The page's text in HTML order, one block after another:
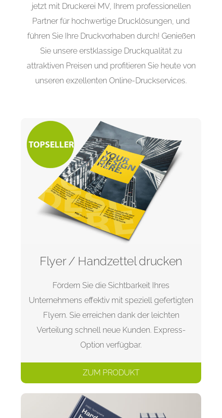
jetzt mit Druckerei MV, Ihrem professionellen
Partner für hochwertige Drucklösungen, und
führen Sie Ihre Druckvorhaben durch! Genießen
Sie unsere erstklassige Druckqualität zu
attraktiven Preisen und profitieren Sie heute von
unseren exzellenten Online-Druckservices.
Flyer / Handzettel drucken
Fördern Sie die Sichtbarkeit Ihres
Unternehmens effektiv mit speziell gefertigten
Flyern. Sie erreichen dank der leichten
Verteilung schnell neue Kunden. Express-
Option verfügbar.
ZUM PRODUKT